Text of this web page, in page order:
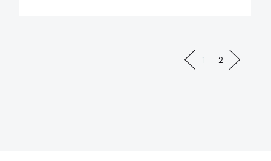
1 2